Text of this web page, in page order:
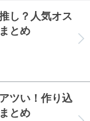
し？人気オス
とめ
ツい！作り込
とめ